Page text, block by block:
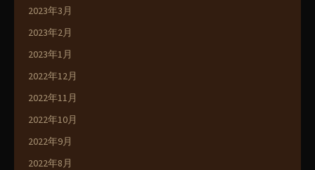
2023年3月
2023年2月
2023年1月
2022年12月
2022年11月
2022年10月
2022年9月
2022年8月